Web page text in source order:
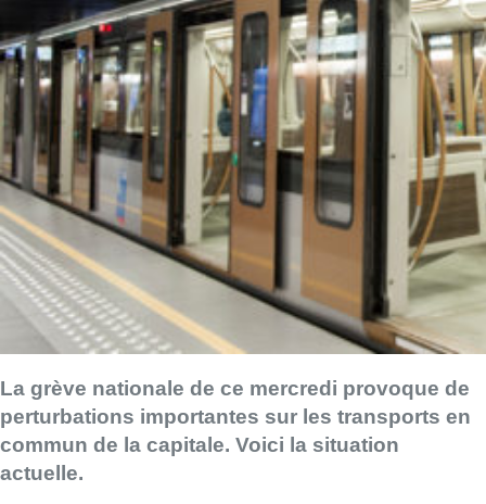
La grève nationale de ce mercredi provoque de
perturbations importantes sur les transports en
commun de la capitale. Voici la situation
actuelle.